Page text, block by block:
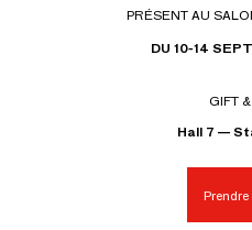
PRÉSENT AU
DU 10-14
GIFT
Hall 7 —